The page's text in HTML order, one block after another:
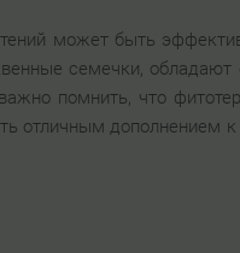
может быть
семечки,
помнить, что
отличным